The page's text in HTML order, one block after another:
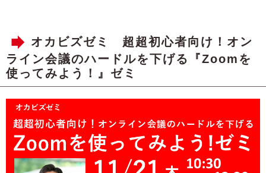
オカビズゼミ 超超初心者向け！オン
ライン会議のハードルを下げる『Zoomを
使ってみよう！』ゼミ